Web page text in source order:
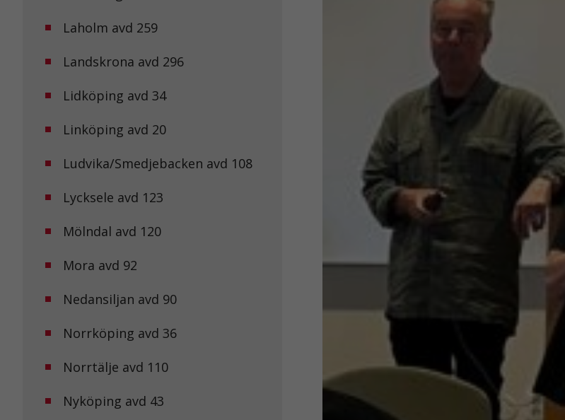
Laholm avd 259
Landskrona avd 296
Lidköping avd 34
Linköping avd 20
Ludvika/Smedjebacken avd 108
Lycksele avd 123
Mölndal avd 120
Mora avd 92
Nedansiljan avd 90
Norrköping avd 36
Norrtälje avd 110
Nyköping avd 43